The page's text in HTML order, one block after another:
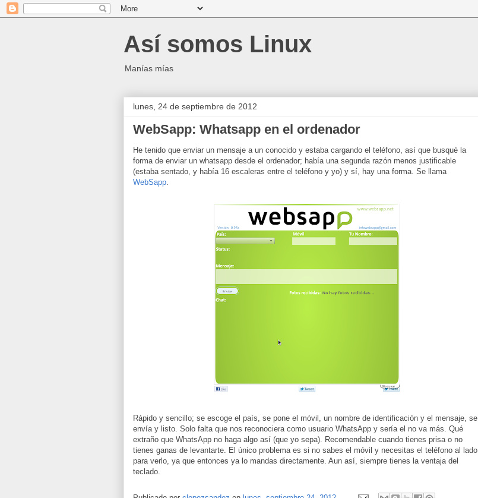
Así somos Linux
Manías mías
lunes, 24 de septiembre de 2012
WebSapp: Whatsapp en el ordenador
He tenido que enviar un mensaje a un conocido y estaba cargando el teléfono, así que busqué la
forma de enviar un whatsapp desde el ordenador; había una segunda razón menos justificable
(estaba sentado, y había 16 escaleras entre el teléfono y yo) y sí, hay una forma. Se llama
WebSapp.
Rápido y sencillo; se escoge el país, se pone el móvil, un nombre de identificación y el mensaje, se
envía y listo. Solo falta que nos reconociera como usuario WhatsApp y sería el no va más. Qué
extraño que WhatsApp no haga algo así (que yo sepa). Recomendable cuando tienes prisa o no
tienes ganas de levantarte. El único problema es si no sabes el móvil y necesitas el teléfono al lado
para verlo, ya que entonces ya lo mandas directamente. Aun así, siempre tienes la ventaja del
teclado.